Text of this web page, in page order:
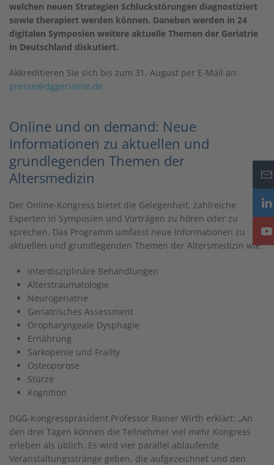
welchen neuen Strategien Schluckstörungen diagnostiziert
sowie therapiert werden können. Daneben werden in 24
digitalen Symposien weitere aktuelle Themen der Geriatrie
in Deutschland diskutiert.
Akkreditieren Sie sich bis zum 31. August per E-Mail an:
presse@dggeriatrie.de
Online und on demand: Neue
Informationen zu aktuellen und
grundlegenden Themen der
Altersmedizin
Der Online-Kongress bietet die Gelegenheit, zahlreiche
Experten in Symposien und Vorträgen zu hören oder zu
sprechen. Das Programm umfasst neue Informationen zu
aktuellen und grundlegenden Themen der Altersmedizin wie:
Interdisziplinäre Behandlungen
Alterstraumatologie
Neurogeriatrie
Geriatrisches Assessment
Oropharyngeale Dysphagie
Ernährung
Sarkopenie und Frailty
Osteoporose
Stürze
Kognition
DGG-Kongresspräsident Professor Rainer Wirth erklärt: „An
den drei Tagen können die Teilnehmer viel mehr Kongress
erleben als üblich. Es wird vier parallel ablaufende
Veranstaltungsstränge geben, die aufgezeichnet und den